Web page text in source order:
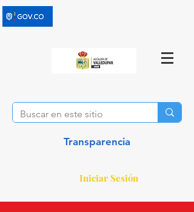
Transparencia
Iniciar Sesión